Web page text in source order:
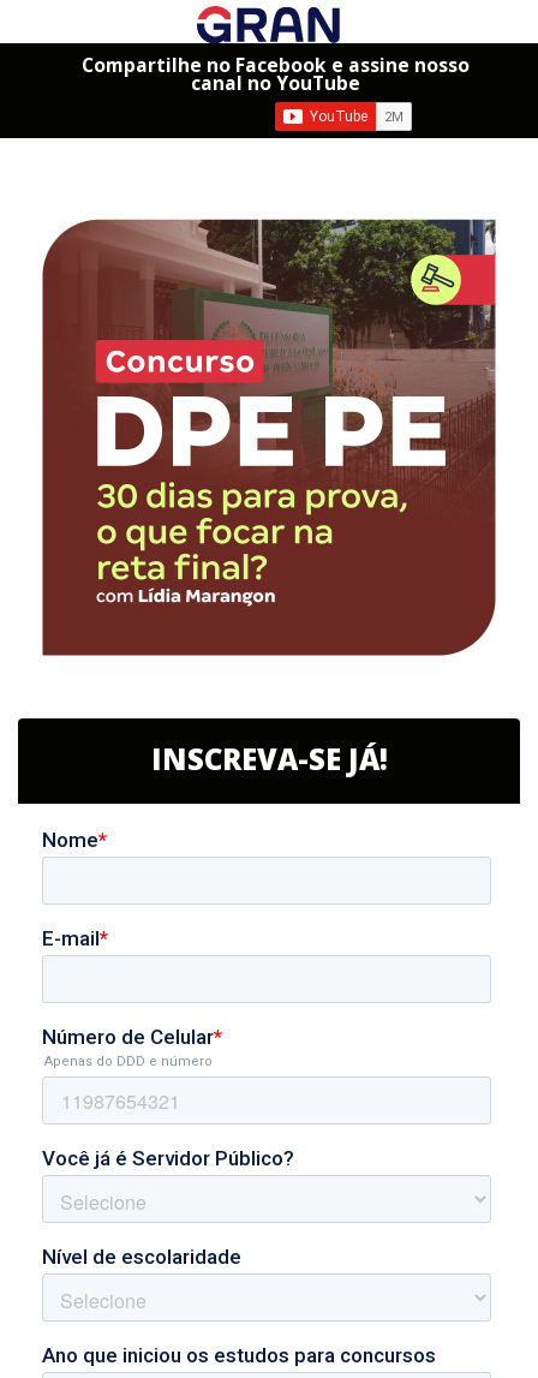
Compartilhe no Facebook e assine nosso
canal no YouTube
INSCREVA-SE JÁ!